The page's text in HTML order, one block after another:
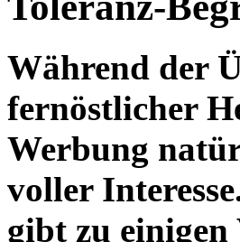
Während der
fernöstlicher
Werbung
voller
gibt zu einigen